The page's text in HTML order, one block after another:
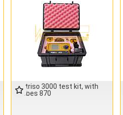
Metriso 3000 test kit, with
Probes 870